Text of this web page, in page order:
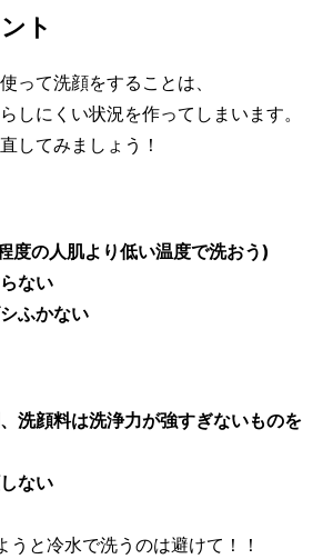
ト
って洗顔をすることは、
しにくい状況を作ってしまいます。
してみましょう！
度の人肌より低い温度で洗おう)
ない
ふかない
洗顔料は洗浄力が強すぎないものを
ない
うと冷水で洗うのは避けて！！